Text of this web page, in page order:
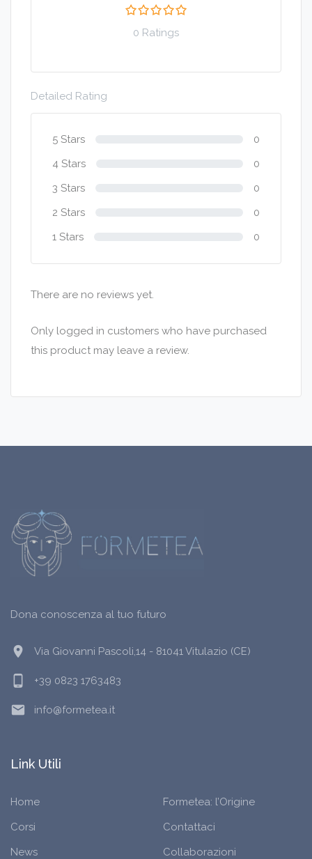
0 Ratings
Detailed Rating
5 Stars
0
4 Stars
0
3 Stars
0
2 Stars
0
1 Stars
0
There are no reviews yet.
Only logged in customers who have purchased
this product may leave a review.
Dona conoscenza al tuo futuro
location_on Via Giovanni Pascoli,14 - 81041 Vitulazio (CE)
phone_android +39 0823 1763483
email info@formetea.it
Link Utili
Home
Formetea: l’Origine
Corsi
Contattaci
News
Collaborazioni